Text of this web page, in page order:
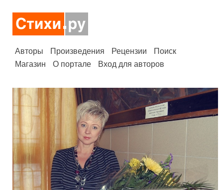
Авторы Произведения Рецензии
Поиск
Магазин
О портале Вход для авторов